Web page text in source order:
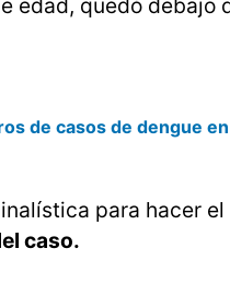
edad, quedó debajo
de casos de dengue
para hacer
caso.